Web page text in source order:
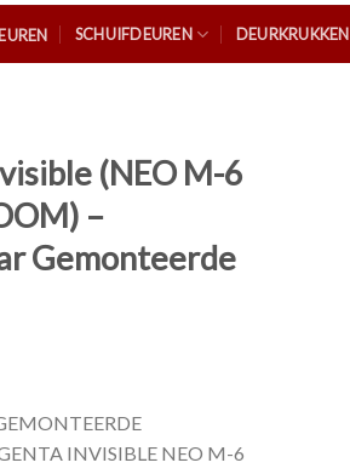
SCHUIFDEUREN DEURKRUKKEN
(NEO M-6
–
Gemonteerde
INVISIBLE NEO M-6